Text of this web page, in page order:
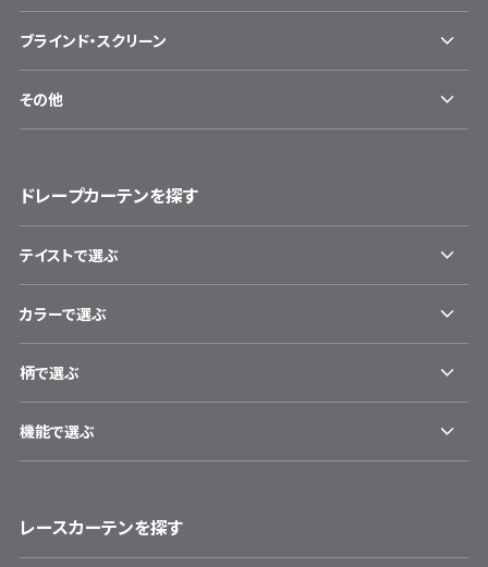
ブラインド・スクリーン
その他
ドレープカーテンを探す
テイストで選ぶ
カラーで選ぶ
柄で選ぶ
機能で選ぶ
レースカーテンを探す